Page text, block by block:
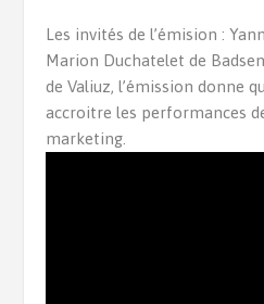
Les invités de l’émision :
Marion Duchatelet de
de Valiuz, l’émission donne
accroitre les performances
marketing.